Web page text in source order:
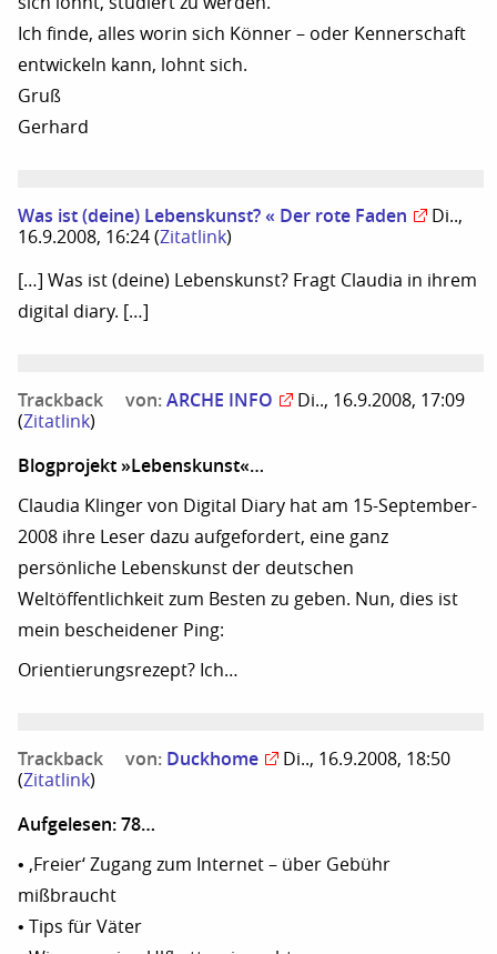
Ich finde, alles worin sich Könner – oder Kennerschaft
entwickeln kann, lohnt sich.
Gruß
Gerhard
Was ist (deine) Lebenskunst? « Der rote Faden
Di..,
16.9.2008, 16:24 (Zitatlink)
[…] Was ist (deine) Lebenskunst? Fragt Claudia in ihrem
digital diary. […]
Trackback von:ARCHE INFO
Di.., 16.9.2008, 17:09
(Zitatlink)
Blogprojekt »Lebenskunst«…
Claudia Klinger von Digital Diary hat am 15-September-
2008 ihre Leser dazu aufgefordert, eine ganz
persönliche Lebenskunst der deutschen
Weltöffentlichkeit zum Besten zu geben. Nun, dies ist
mein bescheidener Ping:
Orientierungsrezept? Ich…
Trackback von: Duckhome
Di.., 16.9.2008, 18:50
(Zitatlink)
Aufgelesen: 78…
• ‚Freier‘ Zugang zum Internet – über Gebühr
mißbraucht
• Tips für Väter